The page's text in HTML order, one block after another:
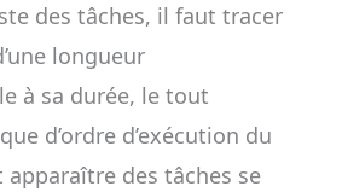
des tâches, il faut tracer
longueur
à sa durée, le tout
d’ordre d’exécution du
apparaître des tâches se